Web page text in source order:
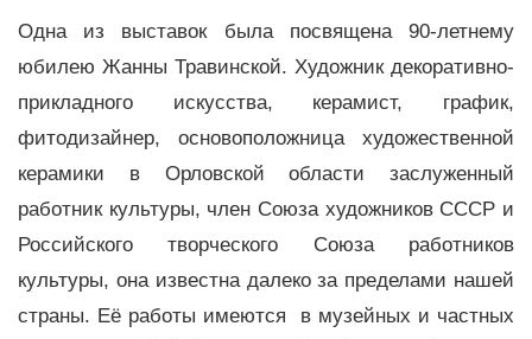
Одна из выставок была посвящена 90-летнему
юбилею Жанны Травинской. Художник декоративно-
прикладного искусства, керамист, график,
фитодизайнер, основоположница художественной
керамики в Орловской области заслуженный
работник культуры, член Союза художников СССР и
Российского творческого Союза работников
культуры, она известна далеко за пределами нашей
страны. Её работы имеются в музейных и частных